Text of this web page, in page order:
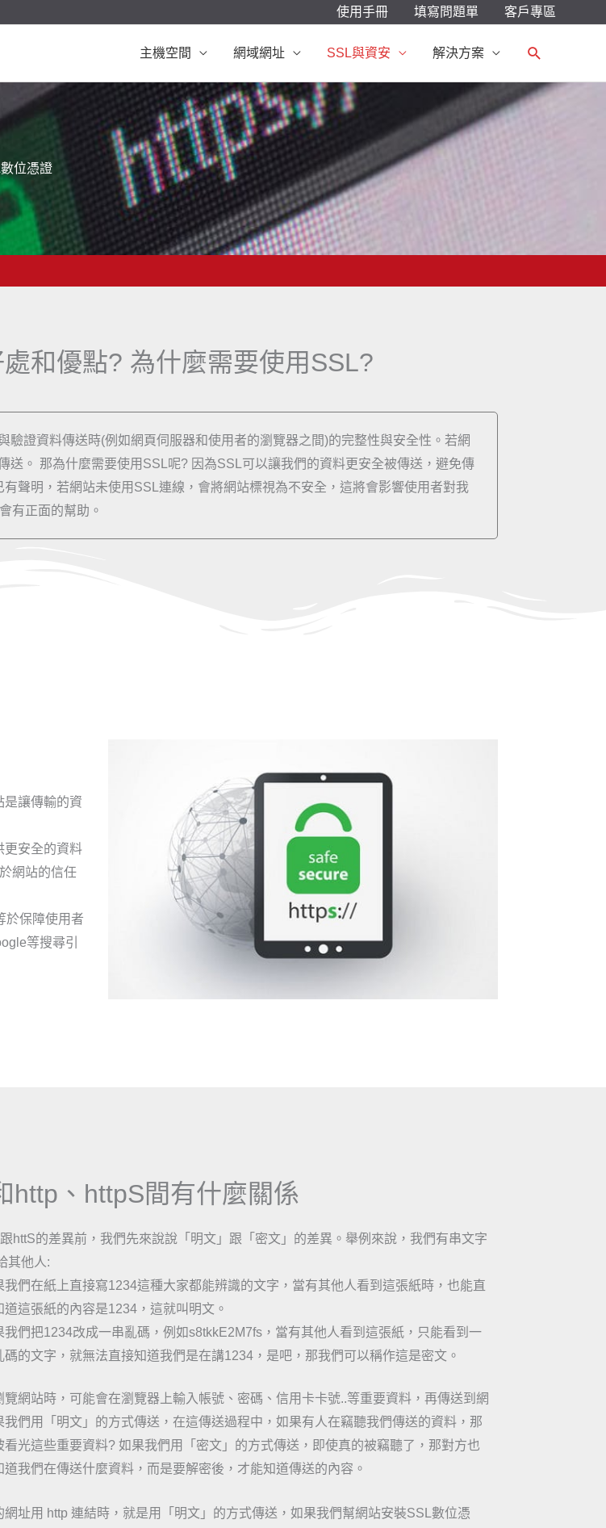
使用手冊 填寫問題單 客戶專區
主機空間 網域網址 SSL與資安 解決方案
搜
位憑證
和優點? 為什麼需要使用SSL?
證資料傳送時(例如網頁伺服器和使用者的瀏覽器之間)的完整性與安全性。若網
。 那為什麼需要使用SSL呢? 因為SSL可以讓我們的資料更安全被傳送，避免傳
聲明，若網站未使用SSL連線，會將網站標視為不安全，這將會影響使用者對我
有正面的幫助。
是讓傳輸的資
更安全的資料
網站的信任
於保障使用者
等搜尋引
http、httpS間有什麼關係
httS的差異前，我們先來說說「明文」跟「密文」的差異。舉例來說，我們有串文字
其他人:
我們在紙上直接寫1234這種大家都能辨識的文字，當有其他人看到這張紙時，也能直
道這張紙的內容是1234，這就叫明文。
我們把1234改成一串亂碼，例如s8tkkE2M7fs，當有其他人看到這張紙，只能看到一
碼的文字，就無法直接知道我們是在講1234，是吧，那我們可以稱作這是密文。
覽網站時，可能會在瀏覽器上輸入帳號、密碼、信用卡卡號..等重要資料，再傳送到網
我們用「明文」的方式傳送，在這傳送過程中，如果有人在竊聽我們傳送的資料，那
看光這些重要資料? 如果我們用「密文」的方式傳送，即使真的被竊聽了，那對方也
道我們在傳送什麼資料，而是要解密後，才能知道傳送的內容。
網址用 http 連結時，就是用「明文」的方式傳送，如果我們幫網站安裝SSL數位憑